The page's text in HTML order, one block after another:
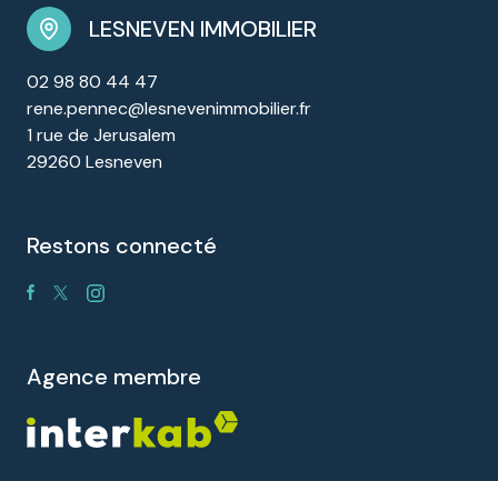
LESNEVEN IMMOBILIER
02 98 80 44 47
rene.pennec@lesnevenimmobilier.fr
1 rue de Jerusalem
29260 Lesneven
restons connecté
agence membre